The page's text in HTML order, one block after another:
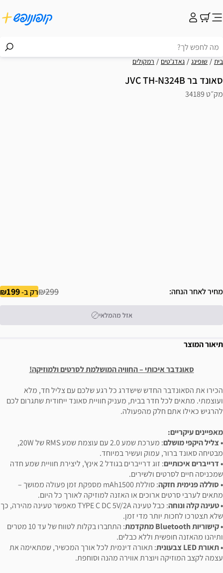
בית שופינג גאדג'טים רמקולים
סאונד בר JVC TH-N324B
מק״ט 34189
מחיר לאחר הנחה ₪299רק ב-199
אזל מהמלאי
תיאור המוצר
סאונדבר איכותי – החוויה המושלמת לסרטים ולמוזיקה!
הכירו את הסאונדבר החדש שישדרג כל רגע שלכם עם צליל חד, מלא
ועוצמתי. מתאים לכל חדר בבית, מעניק חוויית סאונד ייחודית שתגרום לכם
להרגיש כאילו אתם חלק מהפעולה.
מאפיינים עיקריים:
• צליל היקפי מושלם
: מערכת שמע 2.0 עם עוצמת שמע RMS של 20W,
מבטיחה סאונד ברור, עמוק ועשיר במיוחד.
• דרייברים איכותיים
: זוג דרייברים בגודל 2 אינץ', ליצירת חוויית שמע חדה
שמכניסה חיים לסרטים ולשירים.
• סוללה פנימית חזקה
: סוללת mAh1500 מספקת זמן פעולה ממושך –
מתאים לערבי סרטים ארוכים או האזנה למוזיקה לאורך כל היום.
• טעינה קלה ונוחה
: כבל טעינה TYPE C DC 5V/2A מאפשר טעינה מהירה, כך
שלא תצטרכו לחכות יותר מדי זמן.
• קישוריות Bluetooth מתקדמת
: התחברו בקלות לטווח של עד 10 מטרים
ותיהנו מהאזנה חופשית וללא כבלים.
• תאורת LED צבעונית
: תאורה דינמית לכל אורך המכשיר, שמתאימה את
עצמה לקצב המוזיקה ויוצרת אווירה מהנה וסוחפת.